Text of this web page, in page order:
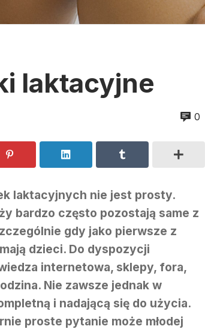
laktacyjne
0
laktacyjnych nie jest prosty.
bardzo często pozostają same z
gdy jako pierwsze z
dzieci. Do dyspozycji
internetowa, sklepy, fora,
Nie zawsze jednak w
i nadającą się do użycia.
proste pytanie może młodej